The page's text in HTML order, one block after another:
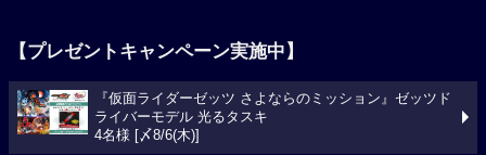
【プレゼントキャンペーン実施中】
『仮面ライダーゼッツ さよならのミッション』ゼッツド
ライバーモデル 光るタスキ
4名様 [〆8/6(木)]